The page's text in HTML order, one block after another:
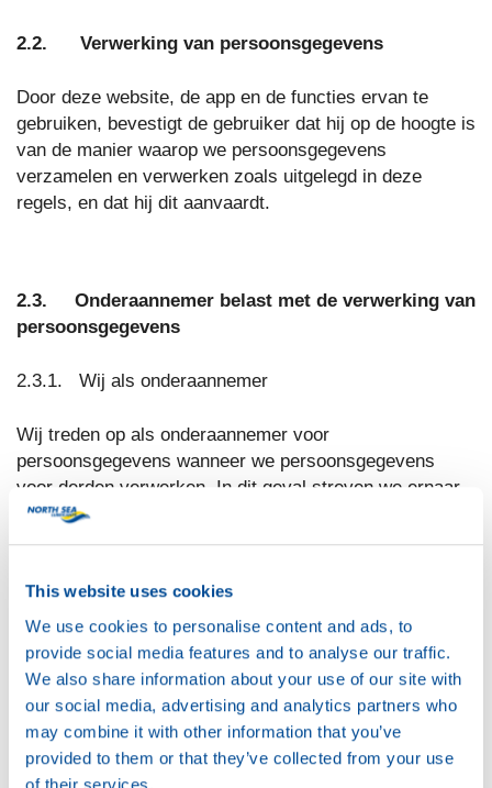
This website uses cookies
We use cookies to personalise content and ads, to
provide social media features and to analyse our traffic.
We also share information about your use of our site with
our social media, advertising and analytics partners who
may combine it with other information that you’ve
provided to them or that they’ve collected from your use
of their services.
2.2. Verwerking van persoonsgegevens
Door deze website, de app en de functies ervan te
gebruiken, bevestigt de gebruiker dat hij op de hoogte is
van de manier waarop we persoonsgegevens
verzamelen en verwerken zoals uitgelegd in deze
regels, en dat hij dit aanvaardt.
2.3. Onderaannemer belast met de verwerking van
persoonsgegevens
2.3.1. Wij als onderaannemer
Wij treden op als onderaannemer voor
persoonsgegevens wanneer we persoonsgegevens
voor derden verwerken. In dit geval streven we ernaar
de gepaste organisatorische en technische maatregelen
te nemen om persoonsgegevens te beschermen tegen
verlies, wijziging, raadpleging of andere niet-toegestane
gegevensverwerking.
2.3.2. Wij als gegevensverantwoordelijke
Wij treden op als gegevensverantwoordelijke wanneer
we zelf de doeleinden en methodes voor de verwerking
van persoonsgegevens bepalen. Artikel 2.3.3 en 2.3.4